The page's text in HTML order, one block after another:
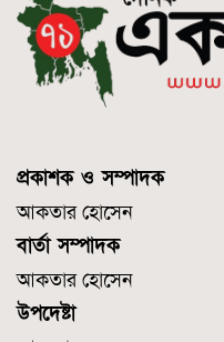
প্রকাশক ও সম্পাদক
আকতার হোসেন
বার্তা সম্পাদক
আকতার হোসেন
উপদেষ্টা